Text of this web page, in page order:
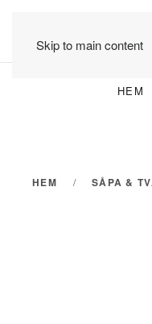
Skip to main content
HEM
HEM SÅPA &